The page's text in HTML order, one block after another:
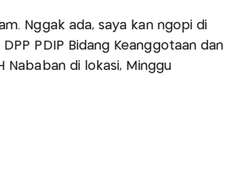
Nggak ada, saya kan ngopi di
PDIP Bidang Keanggotaan dan
Nababan di lokasi, Minggu